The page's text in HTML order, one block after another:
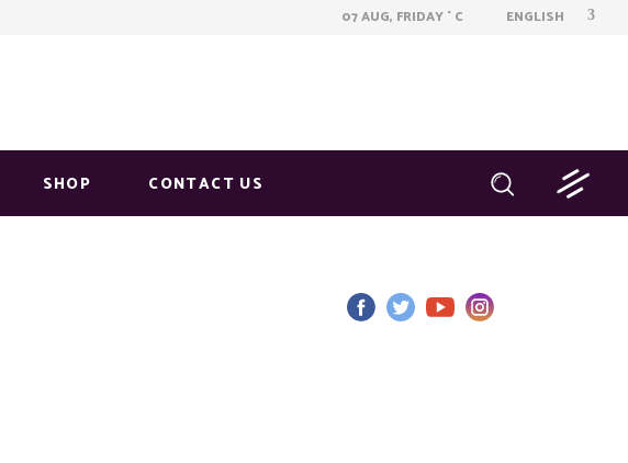
07 AUG, FRIDAY ° C ENGLISH
SHOP CONTACT US